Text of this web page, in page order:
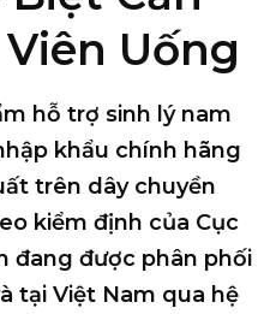
Uống
hỗ trợ sinh lý nam
khẩu chính hãng
trên dây chuyền
kiểm định của Cục
đang được phân phối
tại Việt Nam qua hệ